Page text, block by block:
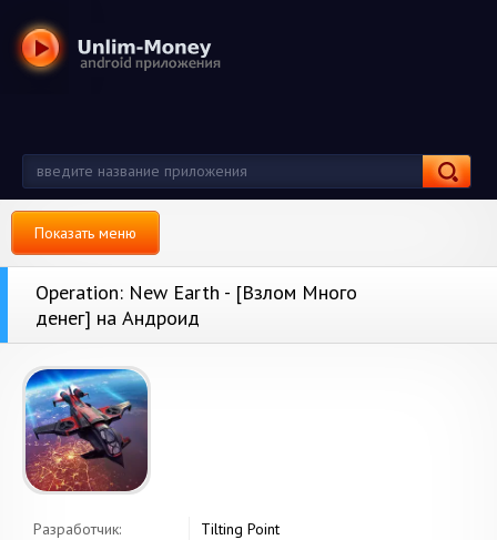
Показать меню
Operation: New Earth - [Взлом Много
денег] на Андроид
Разработчик:
Tilting Point